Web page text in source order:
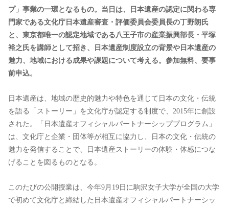
プ」事業の⼀環となるもの。当⽇は、⽇本遺産の認定に関わる専
⾨家である⽂化庁⽇本遺産審査・評価委員会委員⻑の丁野朗⽒
と、東京都唯⼀の認定地域である⼋王⼦市の産業振興部⻑・平塚
裕之⽒を講師として招き、⽇本遺産制度設⽴の背景や⽇本遺産の
魅⼒、地域における成果や課題について考える。参加無料、要事
前申込。
⽇本遺産は、地域の歴史的魅⼒や特⾊を通じて⽇本の⽂化・伝統
を語る「ストーリー」を⽂化庁が認定する制度で、2015年に創設
された。「⽇本遺産オフィシャルパートナーシッププログラム」
は、⽂化庁と企業・団体等が相互に協⼒し、⽇本の⽂化・伝統の
魅⼒を発信することで、⽇本遺産ストーリーの体験・体感につな
げることを図るものとなる。
このたびの公開授業は、今年9⽉19⽇に駒沢⼥⼦⼤学が全国の⼤学
で初めて⽂化庁と締結した⽇本遺産オフィシャルパートナーシッ